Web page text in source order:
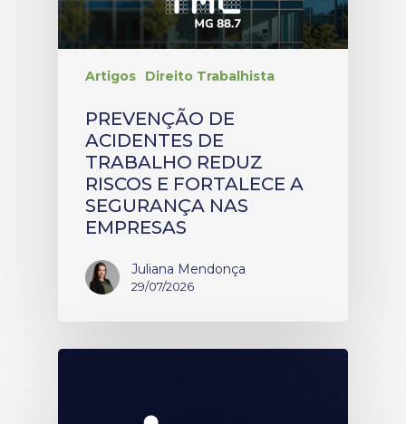
Artigos Direito Trabalhista
PREVENÇÃO DE
ACIDENTES DE
TRABALHO REDUZ
RISCOS E FORTALECE A
SEGURANÇA NAS
EMPRESAS
Juliana Mendonça
29/07/2026